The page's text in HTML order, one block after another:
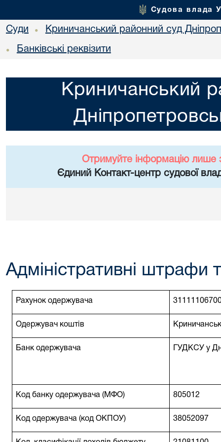
Судова влада
Суди • Криничанський районний суд
• Банківські реквізити
Криничанський
Отримуйте інформацію лише
Єдиний Контакт-центр судової
Адміністративні штрафи
Рахунокодержувача 31
Одержувач коштів
Банкодержувача ГУДКСУ у
Код банку одержувача ( МФО) 805012
Код одержувача (кодОК ПОУ) 38052097